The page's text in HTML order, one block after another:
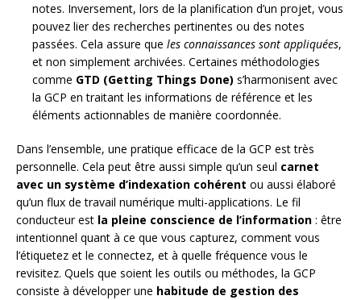
notes. Inversement, lors de la planification d’un projet, vous
pouvez lier des recherches pertinentes ou des notes
passées. Cela assure que les connaissances sont appliquées,
et non simplement archivées. Certaines méthodologies
comme GTD (Getting Things Done) s’harmonisent avec
la GCP en traitant les informations de référence et les
éléments actionnables de manière coordonnée.
Dans l’ensemble, une pratique efficace de la GCP est très
personnelle. Cela peut être aussi simple qu’un seul carnet
avec un système d’indexation cohérent ou aussi élaboré
qu’un flux de travail numérique multi-applications. Le fil
conducteur est la pleine conscience de l’information : être
intentionnel quant à ce que vous capturez, comment vous
l’étiquetez et le connectez, et à quelle fréquence vous le
revisitez. Quels que soient les outils ou méthodes, la GCP
consiste à développer une habitude de gestion des